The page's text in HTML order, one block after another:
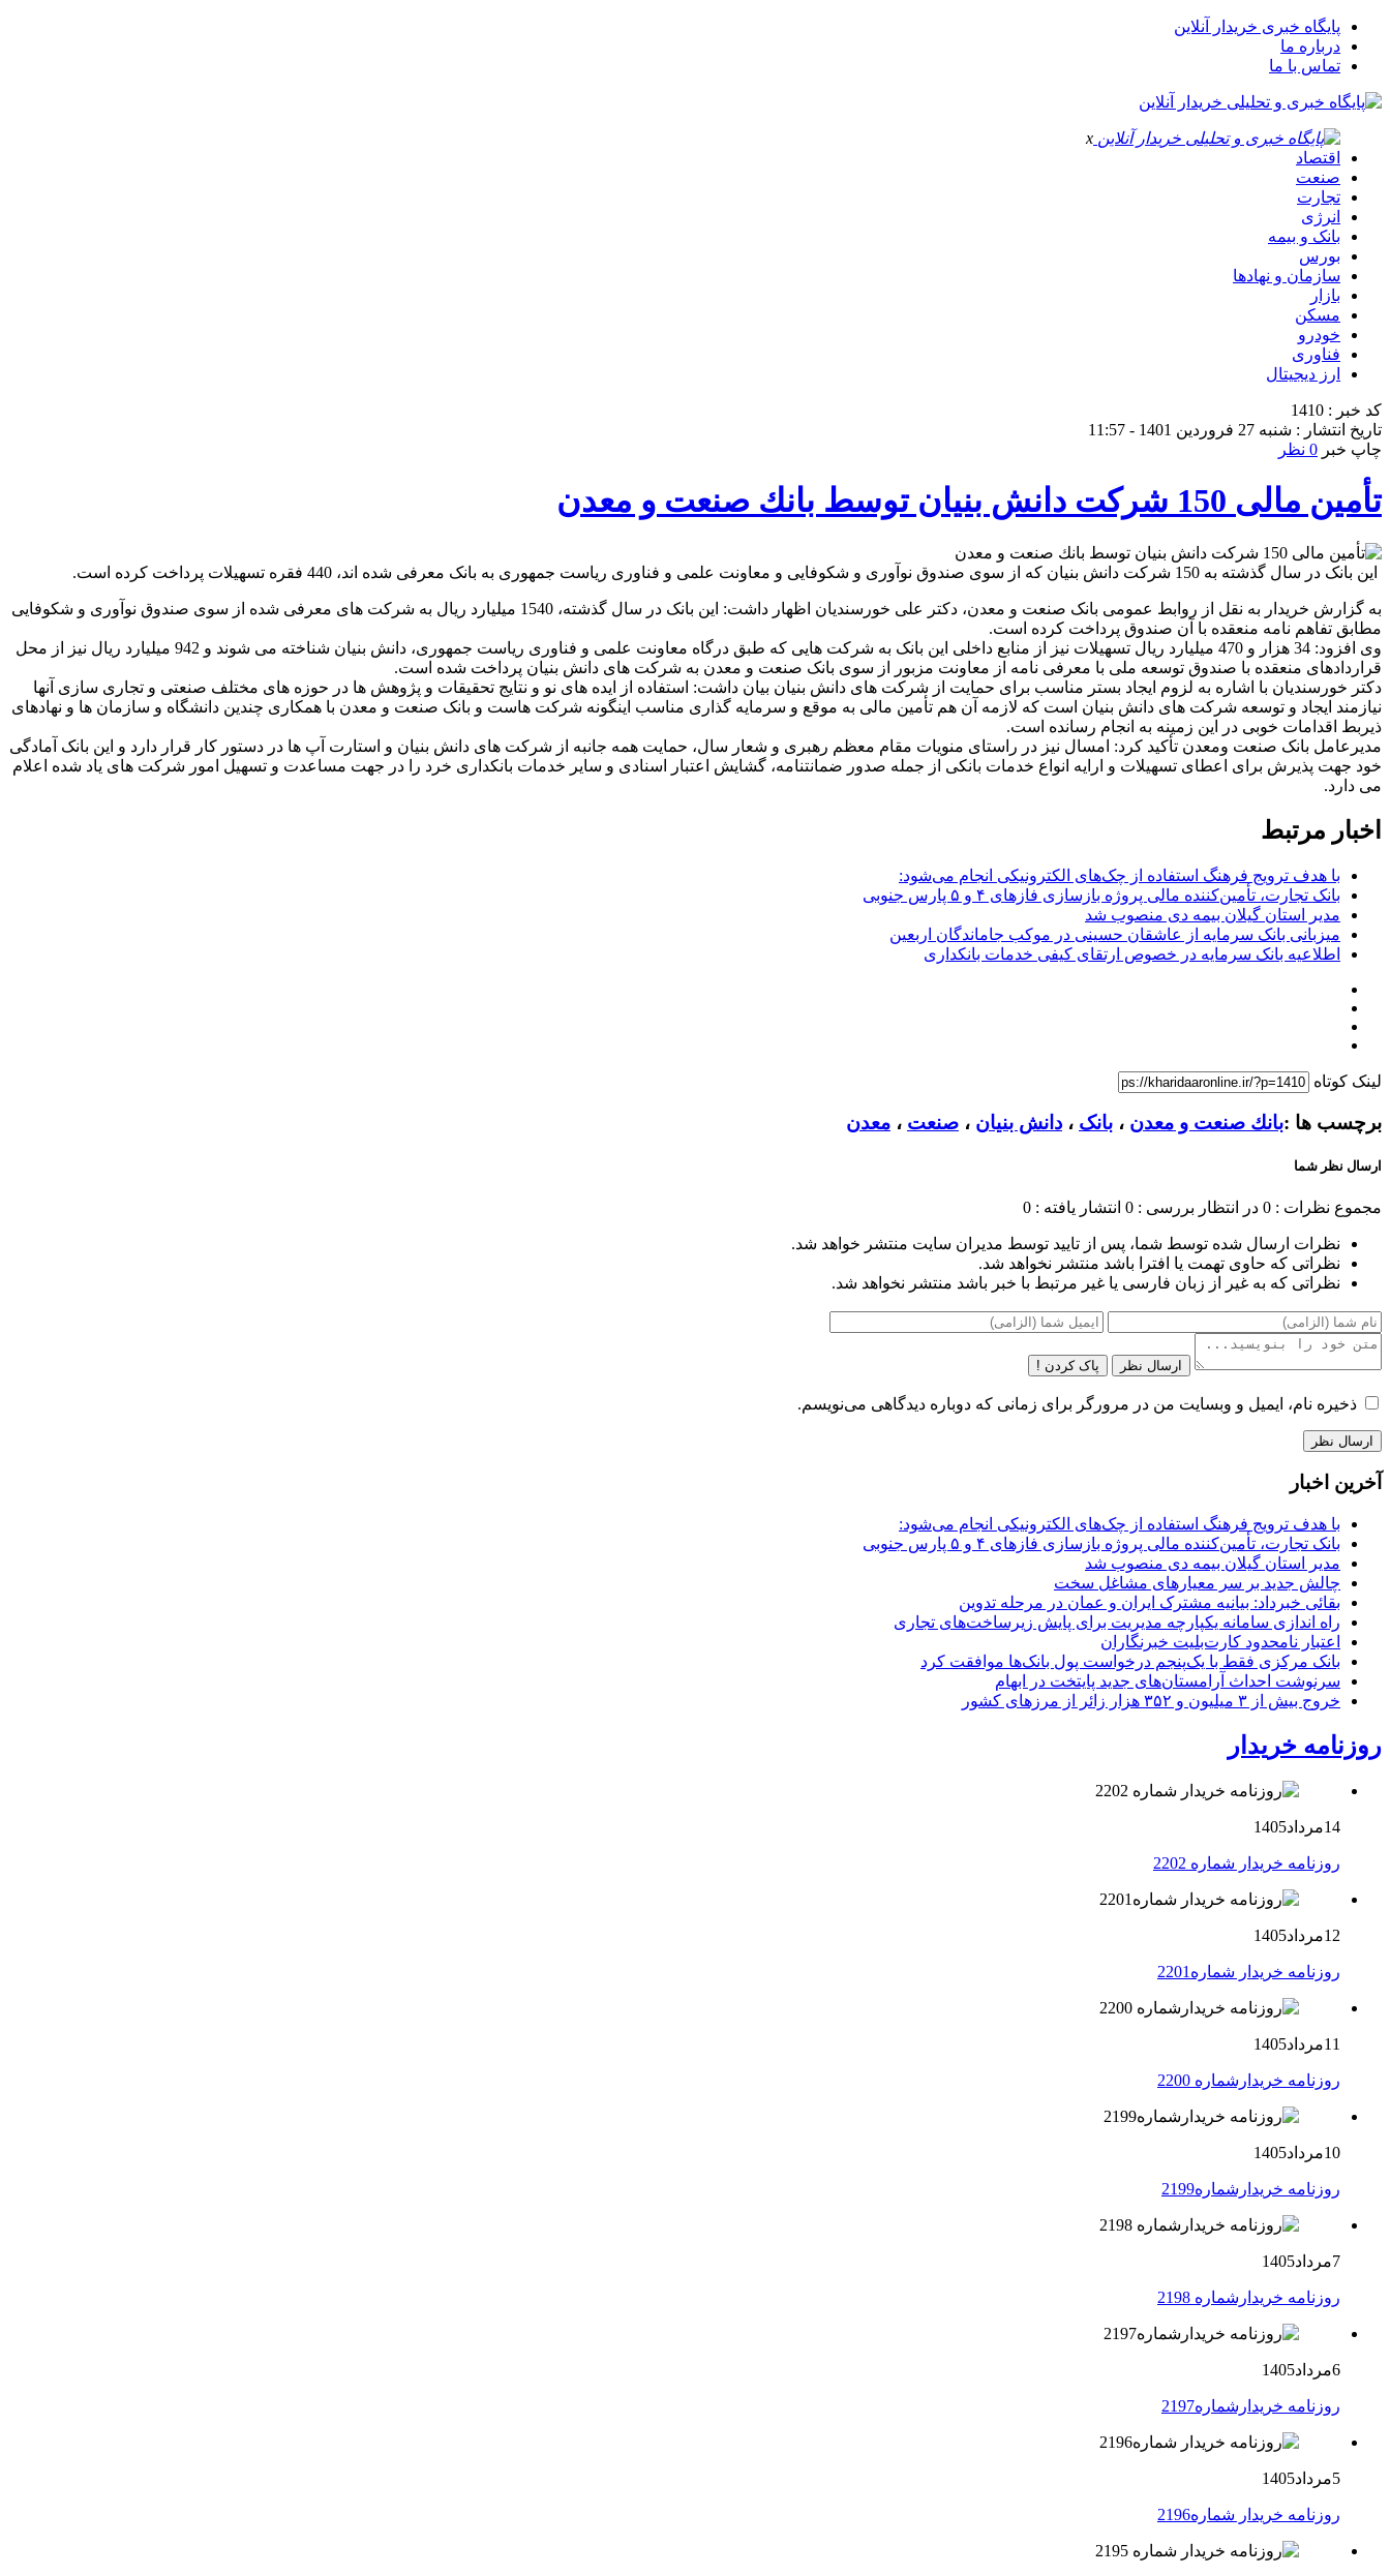
پایگاه خبری خریدار آنلاین
درباره ما
تماس با ما
x
اقتصاد
صنعت
تجارت
انرژی
بانک و بیمه
بورس
سازمان و نهادها
بازار
مسکن
خودرو
فناوری
ارز دیجیتال
کد خبر : 1410
تاریخ انتشار : شنبه 27 فروردین 1401 - 11:57
چاپ خبر 0 نظر
تأمین مالی 150 شركت دانش بنیان توسط بانك صنعت و معدن
این بانک در سال گذشته به 150 شرکت دانش بنیان که از سوی صندوق نوآوری و شکوفایی و معاونت علمی و فناوری ریاست جمهوری به بانک معرفی شده اند، 440 فقره تسهیلات پرداخت کرده است.
به گزارش خریدار به نقل از روابط عمومی بانک صنعت و معدن، دکتر علی خورسندیان اظهار داشت: این بانک در سال گذشته، 1540 میلیارد ریال به شرکت های معرفی شده از سوی صندوق نوآوری و شکوفایی
مطابق تفاهم نامه منعقده با آن صندوق پرداخت کرده است.
وی افزود: 34 هزار و 470 میلیارد ریال تسهیلات نیز از منابع داخلی این بانک به شرکت هایی که طبق درگاه معاونت علمی و فناوری ریاست جمهوری، دانش بنیان شناخته می شوند و 942 میلیارد ریال نیز از محل
قراردادهای منعقده با صندوق توسعه ملی با معرفی نامه از معاونت مزبور از سوی بانک صنعت و معدن به شرکت های دانش بنیان پرداخت شده است.
دکتر خورسندیان با اشاره به لزوم ایجاد بستر مناسب برای حمایت از شرکت های دانش بنیان بیان داشت: استفاده از ایده های نو و نتایج تحقیقات و پژوهش ها در حوزه های مختلف صنعتی و تجاری سازی آنها
نیازمند ایجاد و توسعه شرکت های دانش بنیان است که لازمه آن هم تأمین مالی به موقع و سرمایه گذاری مناسب اینگونه شرکت هاست و بانک صنعت و معدن با همکاری چندین دانشگاه و سازمان ها و نهادهای
ذیربط اقدامات خوبی در این زمینه به انجام رسانده است.
مدیرعامل بانک صنعت ومعدن تأکید کرد: امسال نیز در راستای منویات مقام معظم رهبری و شعار سال، حمایت همه جانبه از شرکت های دانش بنیان و استارت آپ ها در دستور کار قرار دارد و این بانک آمادگی
خود جهت پذیرش برای اعطای تسهیلات و ارایه انواع خدمات بانکی از جمله صدور ضمانتنامه، گشایش اعتبار اسنادی و سایر خدمات بانکداری خرد را در جهت مساعدت و تسهیل امور شرکت های یاد شده اعلام
می دارد.
اخبار مرتبط
با هدف ترویج فرهنگ استفاده از چک‌های الکترونیکی انجام می‌شود:
بانک تجارت، تأمین‌کننده مالی پروژه بازسازی فازهای ۴ و ۵ پارس جنوبی
مدیر استان گیلان بیمه دی منصوب شد
میزبانی بانک سرمایه از عاشقان حسینی در موکب جاماندگان اربعین
اطلاعیه بانک سرمایه در خصوص ارتقای کیفی خدمات بانکداری
لینک کوتاه
برچسب ها :بانك صنعت و معدن ، بانک ، دانش بنیان ، صنعت ، معدن
ارسال نظر شما
مجموع نظرات : 0 در انتظار بررسی : 0 انتشار یافته : 0
نظرات ارسال شده توسط شما، پس از تایید توسط مدیران سایت منتشر خواهد شد.
نظراتی که حاوی تهمت یا افترا باشد منتشر نخواهد شد.
نظراتی که به غیر از زبان فارسی یا غیر مرتبط با خبر باشد منتشر نخواهد شد.
ارسال نظر پاک کردن !
ذخیره نام، ایمیل و وبسایت من در مرورگر برای زمانی که دوباره دیدگاهی می‌نویسم.
آخرین اخبار
با هدف ترویج فرهنگ استفاده از چک‌های الکترونیکی انجام می‌شود:
بانک تجارت، تأمین‌کننده مالی پروژه بازسازی فازهای ۴ و ۵ پارس جنوبی
مدیر استان گیلان بیمه دی منصوب شد
چالش جدید بر سر معیارهای مشاغل سخت
بقائی خبرداد: بیانیه مشترک ایران و عمان در مرحله تدوین
راه اندازی سامانه یکپارچه مدیریت برای پایش زیرساخت‌های تجاری
اعتبار نامحدود کارت‌بلیت خبرنگاران
بانک مرکزی فقط با یک‌‎پنجم درخواست پول بانک‌ها موافقت کرد
سرنوشت احداث آرامستان‌های جدید پایتخت در ابهام
خروج بیش از ۳ میلیون و ۳۵۲ هزار زائر از مرزهای کشور
روزنامه خریدار
14مرداد1405
روزنامه خریدار شماره 2202
12مرداد1405
روزنامه خریدار شماره2201
11مرداد1405
روزنامه خریدارشماره 2200
10مرداد1405
روزنامه خریدارشماره2199
7مرداد1405
روزنامه خریدارشماره 2198
6مرداد1405
روزنامه خریدارشماره2197
5مرداد1405
روزنامه خریدار شماره2196